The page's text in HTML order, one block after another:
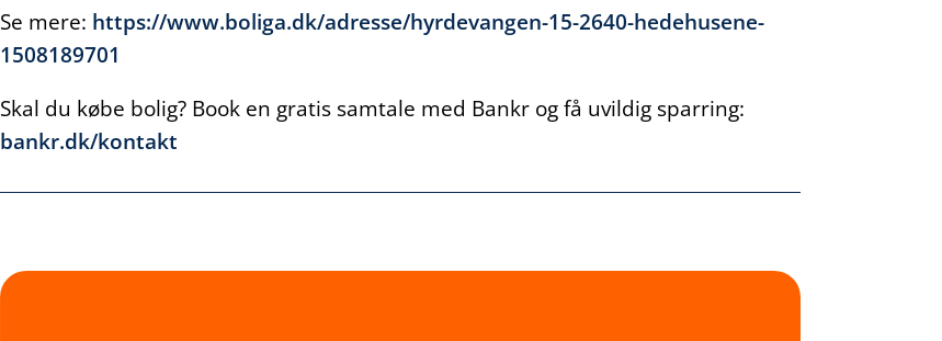
Se mere: https://www.boliga.dk/adresse/hyrdevangen-15-2640-hedehusene-
1508189701
Skal du købe bolig? Book en gratis samtale med Bankr og få uvildig sparring:
bankr.dk/kontakt